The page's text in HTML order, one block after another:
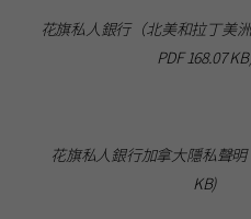
花旗私人銀行（北美和拉丁美
PDF168.07 KB
花旗私人銀行加拿大隱私聲明
KB)